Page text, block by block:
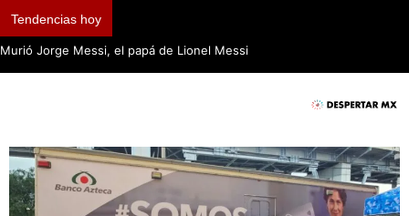
Tendencias hoy
Murió Jorge Messi, el papá de Lionel Messi